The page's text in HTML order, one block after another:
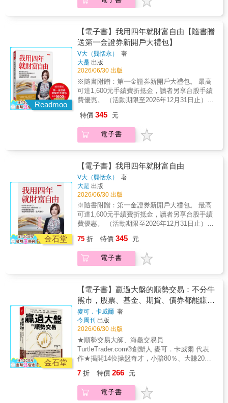
不了錢的17件物品清單。【財務】 ‧每個月和每
一年要固定檢查的三個數字：收支（是否有盈
餘）／儲蓄率（從10%開始）／資產總額（是
否穩健成長） ‧每個月檢討一項（最多三項）可
以再減少的支出。（TIPS：從上個月支出最多
的項目開始） ‧每個月一號就要統計當月的固定
支出總額。（從月初就明確知道這個月能動用
的錢只剩多少）〈特別收錄〉以極簡原則自然
養成的節約習慣和不亂買的消費原則。◎錢錢
會自己流進來的房間，有以下三個特徵：（1）
家裡最多六分滿：床上有除了寢具以外的東西
嗎？（2）像舒服的飯店房間：乾淨、整齊、動
線佳、待著就能放鬆。（3）和「錢」有關的物
品都很整齊：沒有亂塞的收據、沒有爆掉的錢
「2種可以馬上丟的東西」：（1）「一年以
上」沒用到的東西。（2）把家中物品依照使用
頻率分成三大類，頻率最低的就淘汰掉。※可
以馬上丟的東西，表示沒有必要再買。※ ◎用
極簡生活的判斷力和執行力，訂出適合自己的
財務計畫！【開始存得了錢】檢視每個月最高
的前幾項支出，是否可以減少？從收入的10%
開始，慢慢提升儲蓄率。每個月要同時有現金
儲蓄和資產投資。〈達人建議〉最好每個月都
通……）【3帳戶理財法】帳戶依照不同用途，
分別為儲蓄用、投資用和當月一般消費用。
〈達人建議〉最好只用一張信用卡就好。【長
期投資一個世界型指數標的】管理成本低，投
資內容包含全世界，且基於歷史數據，長期會
往上；最重要的是投資策略簡單、有安心感，
要賣出也簡單。從清理一個抽屜、一個櫥櫃、
一個角落開始，整理了空間和生活，更整理出
一條讓錢不斷滾進來的財富之道。
學貸或卡債、存錢出國念書，或是買車買房等
等。▌第三步：讓黃金數字長大 黃金數字是你
你的黃金數字愈來愈多。▌第四步：填滿一號
桶 一號桶裡的現金只能用於不可預見和緊急
的用途。萬一用完了，就該盡快裝滿。▌第五
步：研判提撥到四號桶的最低額度 可以想像
是在「還債」：每個月都須繳最低應繳金額。▌
第六步：排出優先順序並達成目標 集中在報
酬率最高的事物上，一一還清債務並填滿桶子
後，就能達到財務自由的目標。▌第七步：完成
年度審視 每月更新資產負債表，每年做一次
完整審視。看到淨值成長會是你的一大動力。
過10年的親身經歷證實，只要在人生不同階段
做出正確的財務決策，成為千萬富翁的機率將
結束，而是一個持續推進、不斷調整的旅程。
►從0開始踏上你的致富階梯，步步打造里程碑
因此，杜根提出「階梯理財法」，讓更多人養
成良好的理財思維和方法，高機率成為千萬富
翁，追求不同人生階段的財務自由──．成為千
萬富翁的三大階段：累積財富、富足生活與財
富傳承．踏上致富之旅的四個原則，決定是否
成功的關鍵．如何找出想變有錢的動機，才能
開始．存到多少錢，財富才會開始錢滾錢？．
打造7種收入來源，被動收入占比愈高，幸福感
愈強．從心態建立到財富傳承，12個里程碑帶
萃，超越99.9%的人，還能根據自身的處境與
目標，適時調整理財策略，掌握自己的財務命
運，享受更多的人生選擇權！
財運動的先驅之一，超過10年活見證★ 《富比
不靠繼承，靠自己財務自由《懂用錢，愈活愈
富有》作者山姆．杜根出身普通家庭，沒有富
爸爸、富媽媽，靠著在投資銀行拚搏13年、26
歲買下第一間房產。為了不被工作綁住，34歲
正式離開體制，只做自己喜歡的事超過10年，
被動收入依然年收六位數美元，成為FIRE理財
運動的先驅之一和活見證，他在「理財武士」
網站，無私分享自己投資理財經驗，至今超過1
億人造訪。►財務自由無法一步登天，也無法
一勞永逸有些人認為，千萬富翁是少數人的專
過10年的親身經歷證實，只要在人生不同階段
做出正確的財務決策，成為千萬富翁的機率將
遠超過70%。財務自由也不是達到某個目標就
►從0開始踏上你的致富階梯，步步打造里程碑
因此，杜根提出「階梯理財法」，讓更多人養
成良好的理財思維和方法，高機率成為千萬富
翁，追求不同人生階段的財務自由──．成為千
萬富翁的三大階段：累積財富、富足生活與財
富傳承．踏上致富之旅的四個原則，決定是否
成功的關鍵．如何找出想變有錢的動機，才能
開始．存到多少錢，財富才會開始錢滾錢？．
打造7種收入來源，被動收入占比愈高，幸福感
愈強．從心態建立到財富傳承，12個里程碑帶
萃，超越99.9%的人，還能根據自身的處境與
目標，適時調整理財策略，掌握自己的財務命
運，享受更多的人生選擇權！
Readmoo
【電子書】我用四年就財富自由【隨書贈
送第一金證券新開戶大禮包】
V大（龔恬永）
著
大是 出版
2026/06/30 出版
※隨書附贈：第一金證券新開戶大禮包。 最高
可達1,600元手續費折抵金，讀者另享台股手續
費優惠。 （活動期限至2026年12月31日止）
還能進場嗎？V大說：忘掉大盤吧，你該專注持
股「張數」。 ◎當市場追逐AI題材，她選擇加
碼金融股。穩定現金流，才是財富自由的底
不會騙人，儲蓄率加投報率，精準計算你再賣
肝幾年就能遞出辭呈。 作者V大（龔恬永），
國立交通大學電子工程系畢業， 曾是以南科為
基地，頻繁在跨國間奔波的電子業中階主管。
她曾主導200億元國際大廠產品開發，是公司最
年輕的專案經理， 儘管年薪優渥，但真正存入
口袋的卻不多， 想到這輩子都要為公司賣命，
她決定拿回人生主導權，於是積極投入股市。
令人意外的是，V大出身電子產業，應該最了解
一到就能領現金的金融股， 更獨創「積極存
股，低檔時分批布局，控制槓桿風險，賺價
差」的資產加速倍增法。 她在39歲開始執行，
原本計畫在五年內達到100％年所得替代率，
結果不到四年時間，就完成所得替代率155％的
目標， 目前年領股息破百萬元，被動收入超越
上班薪資！ ◎積極存股──忘掉股價吧！你該專
注在張數： 投資初期，她發現，波段交易看似
賺很大，但沒有紀律的下單反而賠更多； 只有
穩定配息的定存股，才能像上班一樣有固定薪
水入帳，維持生活所需。 會按時發錢的定存股
怎麼選？ 股本大於1,000億元、連續10年發放
（2886）、第一金（2892）、玉山金
（2884）， 都是作者多年來不斷買、隨時買的
積極存股名單。 台股目前這麼瘋狂，還能進場
特價 345 元
電子書
金石堂
【電子書】我用四年就財富自由
V大（龔恬永）
著
大是 出版
2026/06/30 出版
※隨書附贈：第一金證券新開戶大禮包。 最高
可達1,600元手續費折抵金，讀者另享台股手續
費優惠。 （活動期限至2026年12月31日止）
還能進場嗎？V大說：忘掉大盤吧，你該專注持
股「張數」。 ◎當市場追逐AI題材，她選擇加
碼金融股。穩定現金流，才是財富自由的底
不會騙人，儲蓄率加投報率，精準計算你再賣
肝幾年就能遞出辭呈。 作者V大（龔恬永），
國立交通大學電子工程系畢業， 曾是以南科為
基地，頻繁在跨國間奔波的電子業中階主管。
她曾主導200億元國際大廠產品開發，是公司最
年輕的專案經理， 儘管年薪優渥，但真正存入
口袋的卻不多， 想到這輩子都要為公司賣命，
她決定拿回人生主導權，於是積極投入股市。
令人意外的是，V大出身電子產業，應該最了解
電子股， 她卻把多數資金放在配息最穩、時間
股，低檔時分批布局，控制槓桿風險，賺價
差」的資產加速倍增法。 她在39歲開始執行，
75 折 特價 345 元
電子書
金石堂
【電子書】贏過大盤的順勢交易：不分牛
熊市，股票、基金、期貨、債券都能賺，
14位頂尖操盤手締造超額報酬的獲利紀
律
麥可．卡威爾 著
今周刊 出版
2026/06/30 出版
★順勢交易大師、海龜交易員
TurtleTrader.com®創辦人 麥可．卡威爾 代表
作★揭開14位操盤奇才，小賠80％、大賺20％
數據」與「價格趨勢」，這不是天才的專利，
而是「普通人都能學會」的致富紀律。這不是
巴菲特、索羅斯的大師傳奇，而是順勢交易者
7 折 特價 266 元
電子書